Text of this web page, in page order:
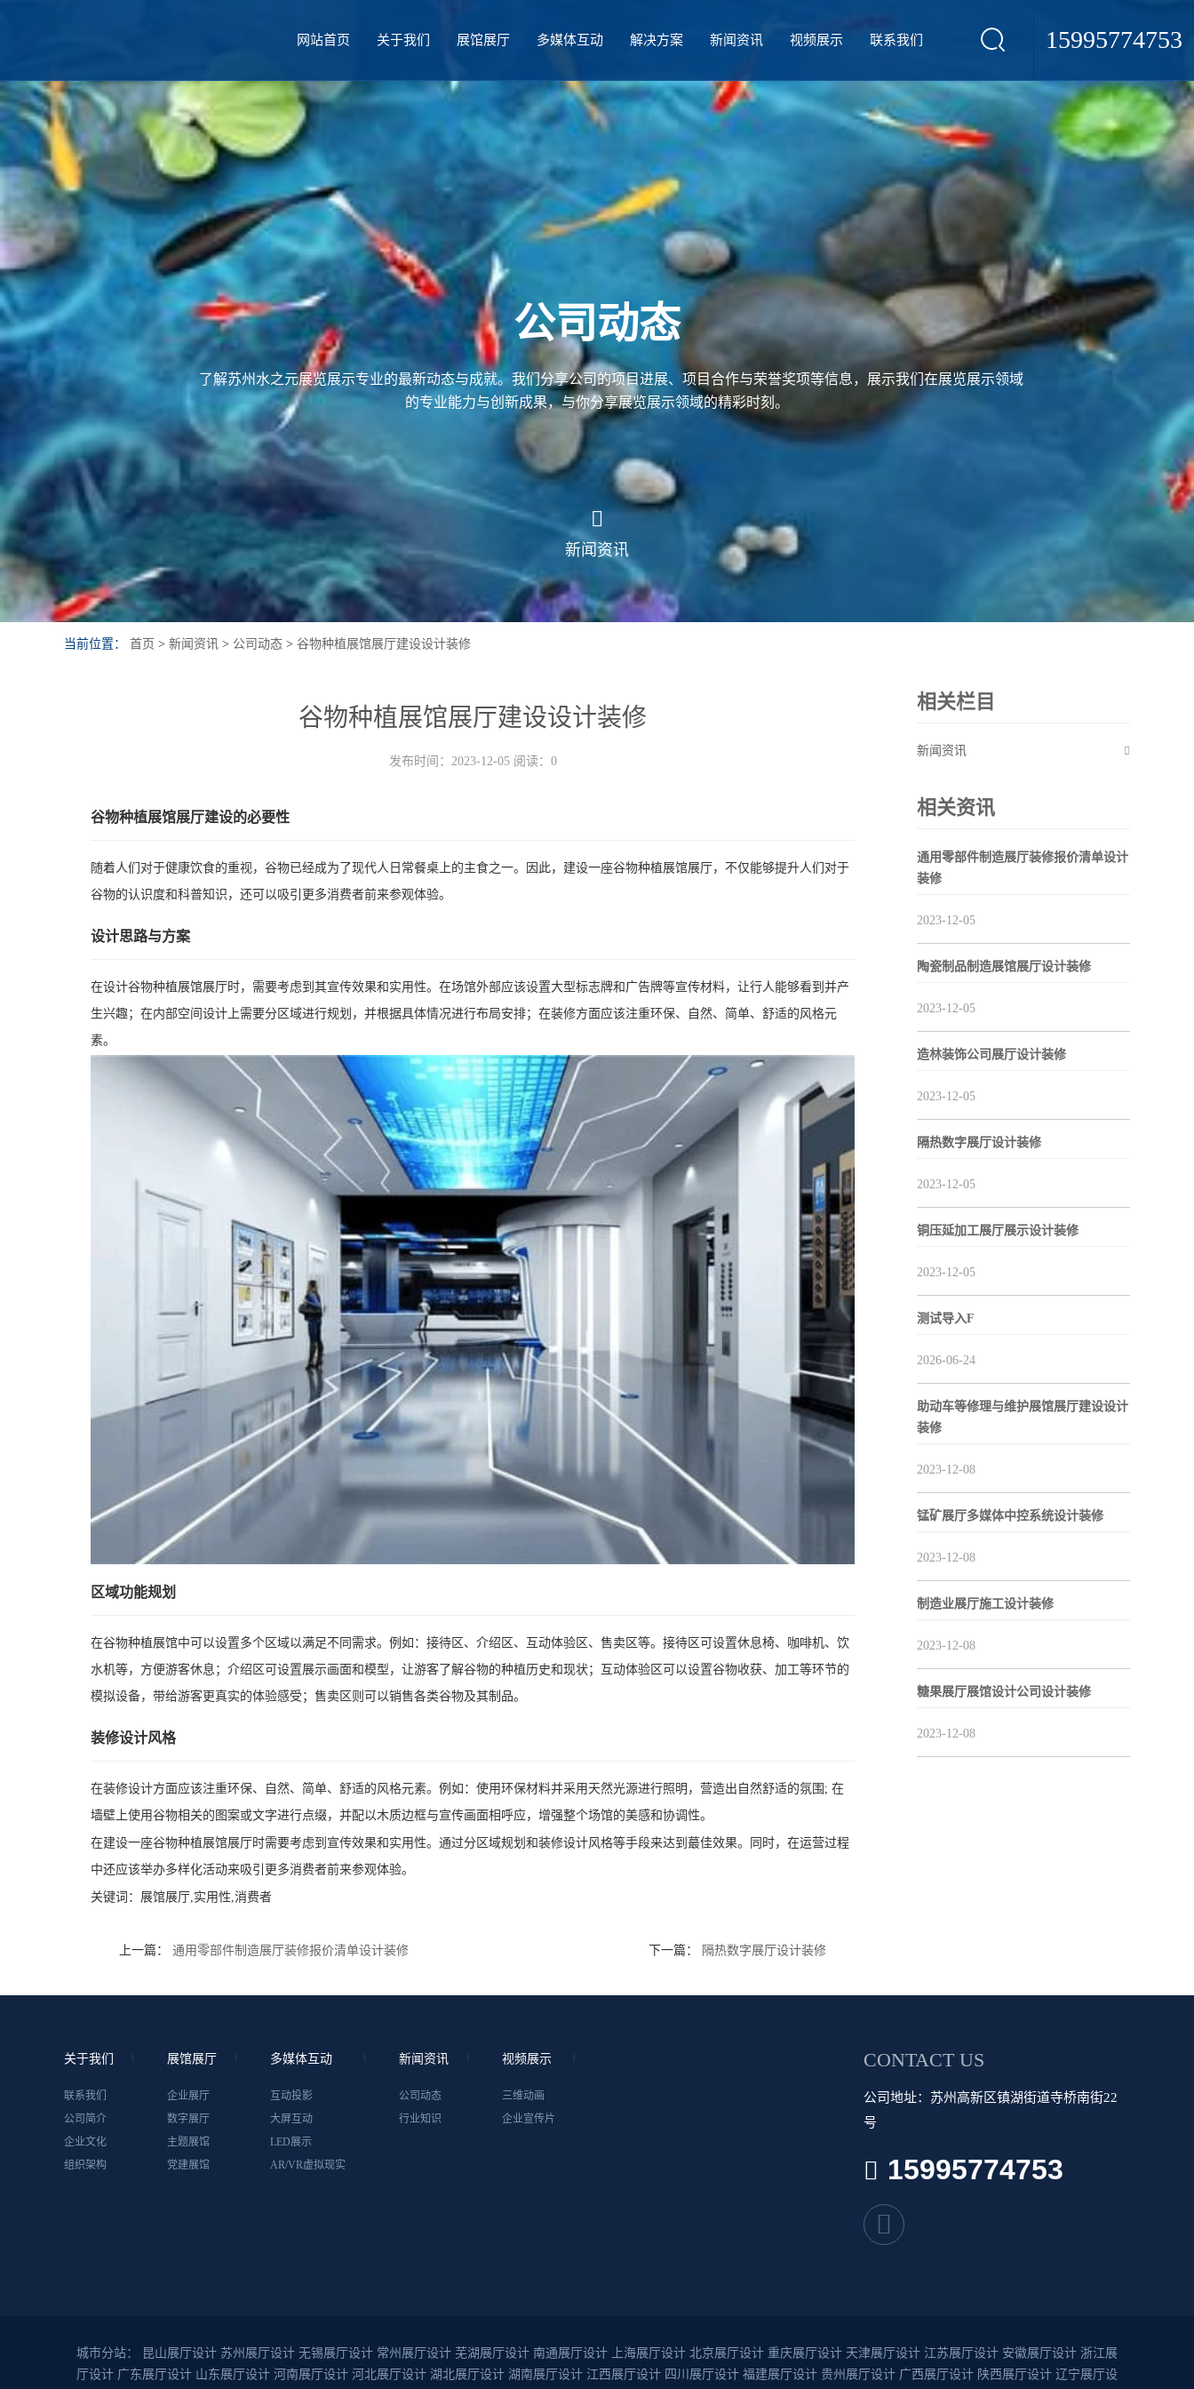
15995774753
网站首页 关于我们 展馆展厅 多媒体互动 解决方案 新闻资讯 视频展示 联系我们
公司动态
了解苏州水之元展览展示专业的最新动态与成就。我们分享公司的项目进展、项目合作与荣誉奖项等信息，展示我们在展览展示领域
的专业能力与创新成果，与你分享展览展示领域的精彩时刻。
新闻资讯
当前位置： 首页 > 新闻资讯 > 公司动态 > 谷物种植展馆展厅建设设计装修
谷物种植展馆展厅建设设计装修
发布时间：2023-12-05 阅读：0
谷物种植展馆展厅建设的必要性
随着人们对于健康饮食的重视，谷物已经成为了现代人日常餐桌上的主食之一。因此，建设一座谷物种植展馆展厅，不仅能够提升人们对于
谷物的认识度和科普知识，还可以吸引更多消费者前来参观体验。
设计思路与方案
在设计谷物种植展馆展厅时，需要考虑到其宣传效果和实用性。在场馆外部应该设置大型标志牌和广告牌等宣传材料，让行人能够看到并产
生兴趣；在内部空间设计上需要分区域进行规划，并根据具体情况进行布局安排；在装修方面应该注重环保、自然、简单、舒适的风格元
素。
区域功能规划
在谷物种植展馆中可以设置多个区域以满足不同需求。例如：接待区、介绍区、互动体验区、售卖区等。接待区可设置休息椅、咖啡机、饮
水机等，方便游客休息；介绍区可设置展示画面和模型，让游客了解谷物的种植历史和现状；互动体验区可以设置谷物收获、加工等环节的
模拟设备，带给游客更真实的体验感受；售卖区则可以销售各类谷物及其制品。
装修设计风格
在装修设计方面应该注重环保、自然、简单、舒适的风格元素。例如：使用环保材料并采用天然光源进行照明，营造出自然舒适的氛围; 在
墙壁上使用谷物相关的图案或文字进行点缀，并配以木质边框与宣传画面相呼应，增强整个场馆的美感和协调性。
在建设一座谷物种植展馆展厅时需要考虑到宣传效果和实用性。通过分区域规划和装修设计风格等手段来达到蕞佳效果。同时，在运营过程
中还应该举办多样化活动来吸引更多消费者前来参观体验。
关键词： 展馆展厅,实用性,消费者
上一篇： 通用零部件制造展厅装修报价清单设计装修 下一篇： 隔热数字展厅设计装修
相关栏目
新闻资讯
相关资讯
通用零部件制造展厅装修报价清单设计
装修
2023-12-05
陶瓷制品制造展馆展厅设计装修
2023-12-05
造林装饰公司展厅设计装修
2023-12-05
隔热数字展厅设计装修
2023-12-05
铜压延加工展厅展示设计装修
2023-12-05
测试导入F
2026-06-24
助动车等修理与维护展馆展厅建设设计
装修
2023-12-08
锰矿展厅多媒体中控系统设计装修
2023-12-08
制造业展厅施工设计装修
2023-12-08
糖果展厅展馆设计公司设计装修
2023-12-08
关于我们
联系我们
公司简介
企业文化
组织架构
展馆展厅
企业展厅
数字展厅
主题展馆
党建展馆
多媒体互动
互动投影
大屏互动
LED展示
AR/VR虚拟现实
新闻资讯
公司动态
行业知识
视频展示
三维动画
企业宣传片
CONTACT US
公司地址：苏州高新区镇湖街道寺桥南街22
号
15995774753
城市分站： 昆山展厅设计 苏州展厅设计 无锡展厅设计 常州展厅设计 芜湖展厅设计 南通展厅设计 上海展厅设计 北京展厅设计 重庆展厅设计 天津展厅设计 江苏展厅设计 安徽展厅设计 浙江展
厅设计 广东展厅设计 山东展厅设计 河南展厅设计 河北展厅设计 湖北展厅设计 湖南展厅设计 江西展厅设计 四川展厅设计 福建展厅设计 贵州展厅设计 广西展厅设计 陕西展厅设计 辽宁展厅设